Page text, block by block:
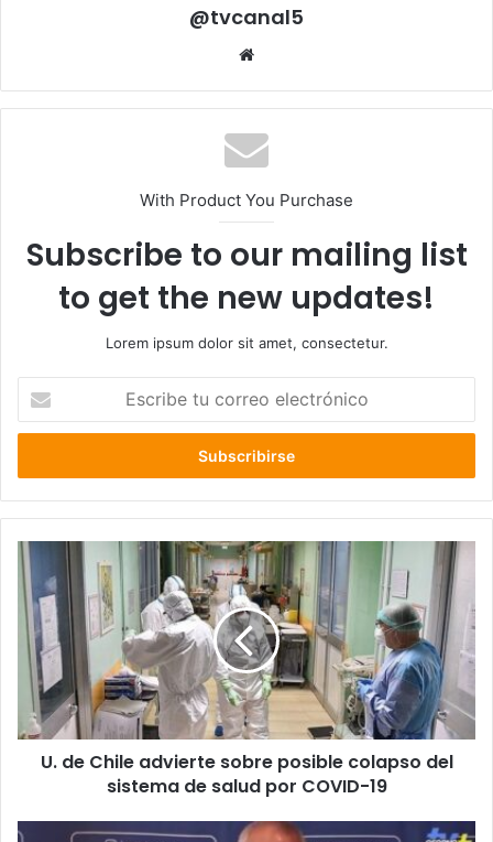
@tvcanal5
With Product You Purchase
Subscribe to our mailing list
to get the new updates!
Lorem ipsum dolor sit amet, consectetur.
correo
U.
de
Chile
advierte
sobre
posible
colapso
del
sistema
COVID-
U. de Chile advierte sobre posible colapso del
sistema de salud por COVID-19
Alcalde